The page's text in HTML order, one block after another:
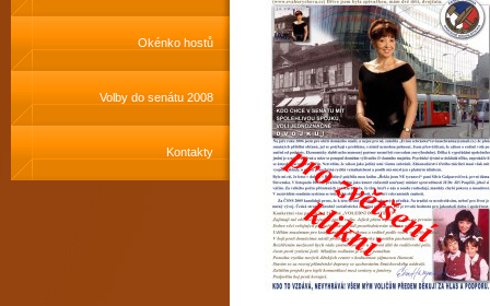
Okénko hostů
Volby do senátu 2008
Kontakty